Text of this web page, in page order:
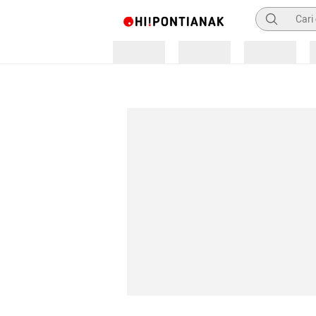
Pencarian